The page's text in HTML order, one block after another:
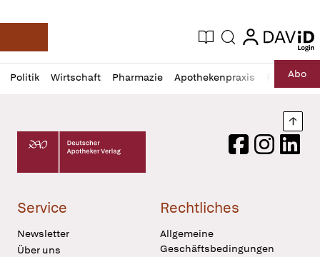
Deutsche Apotheker Zeitung
Aktuelle Ausgabe
Suche login
login
Politik Wirtschaft Pharmazie Apothekenpraxis RechtAbo
Profil
öffnen
Daz
Pur
Deutscher Apotheker Verlag Logo
FacebookInstagram
Service
Newsletter
Über uns
Rechtliches
Allgemeine
Geschäftsbedingungen